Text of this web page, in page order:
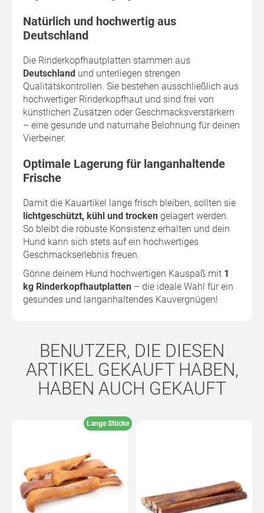
Natürlich und hochwertig aus
Deutschland
Die Rinderkopfhautplatten stammen aus
Deutschland und unterliegen strengen
Qualitätskontrollen. Sie bestehen ausschließlich aus
hochwertiger Rinderkopfhaut und sind frei von
künstlichen Zusätzen oder Geschmacksverstärkern
– eine gesunde und naturnahe Belohnung für deinen
Vierbeiner.
Optimale Lagerung für langanhaltende
Frische
Damit die Kauartikel lange frisch bleiben, sollten sie
lichtgeschützt, kühl und trocken gelagert werden.
So bleibt die robuste Konsistenz erhalten und dein
Hund kann sich stets auf ein hochwertiges
Geschmackserlebnis freuen.
Gönne deinem Hund hochwertigen Kauspaß mit 1
kg Rinderkopfhautplatten – die ideale Wahl für ein
gesundes und langanhaltendes Kauvergnügen!
BENUTZER, DIE DIESEN
ARTIKEL GEKAUFT HABEN,
HABEN AUCH GEKAUFT
Lange Stücke